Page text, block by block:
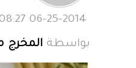
بواسطة المخرج